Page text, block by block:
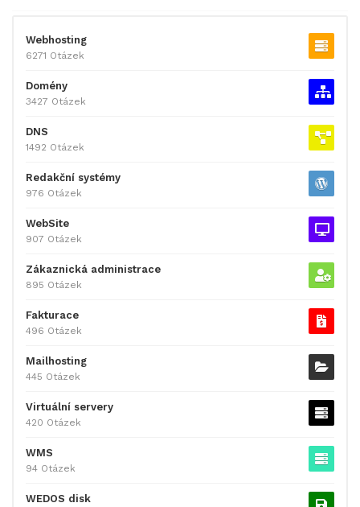
Webhosting
6271 Otázek
Domény
3427 Otázek
DNS
1492 Otázek
Redakční systémy
976 Otázek
WebSite
907 Otázek
Zákaznická administrace
895 Otázek
Fakturace
496 Otázek
Mailhosting
445 Otázek
Virtuální servery
420 Otázek
WMS
94 Otázek
WEDOS disk